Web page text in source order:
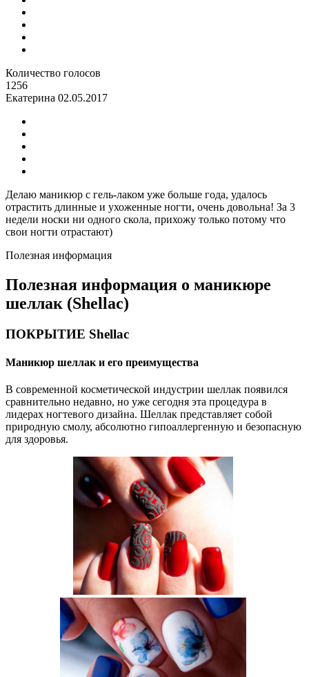
Количество голосов
1256
Екатерина 02.05.2017
Делаю маникюр с гель-лаком уже больше года, удалось
отрастить длинные и ухоженные ногти, очень довольна! За 3
недели носки ни одного скола, прихожу только потому что
свои ногти отрастают)
Полезная информация
Полезная информация о маникюре
шеллак (Shellac)
ПОКРЫТИЕ Shellac
Маникюр шеллак и его преимущества
В современной косметической индустрии шеллак появился
сравнительно недавно, но уже сегодня эта процедура в
лидерах ногтевого дизайна. Шеллак представляет собой
природную смолу, абсолютно гипоаллергенную и безопасную
для здоровья.